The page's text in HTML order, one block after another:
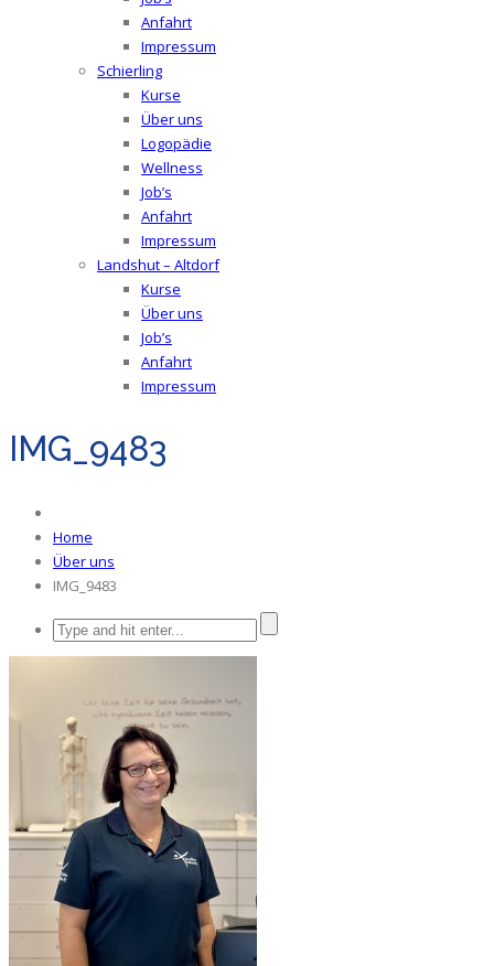
Anfahrt
Impressum
Schierling
Kurse
Über uns
Logopädie
Wellness
Job’s
Anfahrt
Impressum
Landshut – Altdorf
Kurse
Über uns
Job’s
Anfahrt
Impressum
IMG_9483
Home
Über uns
IMG_9483